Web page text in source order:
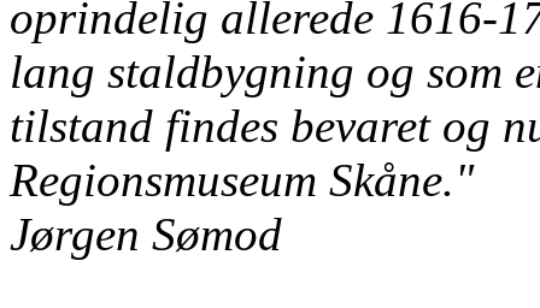
oprindelig allerede 1616-
lang staldbygning og som
tilstand findes bevaret og
Regionsmuseum Skåne."
Jørgen Sømod